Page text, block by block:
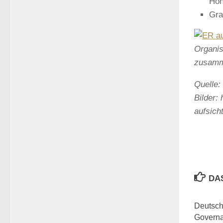
Bilder: